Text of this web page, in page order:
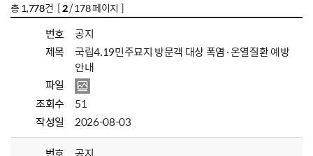
총 1,778건 [2/ 178 페이지 ]
번호
공지
제목
국립4.19민주묘지 방문객 대상 폭염·온열질환 예방
안내
파일
조회수
51
작성일
2026-08-03